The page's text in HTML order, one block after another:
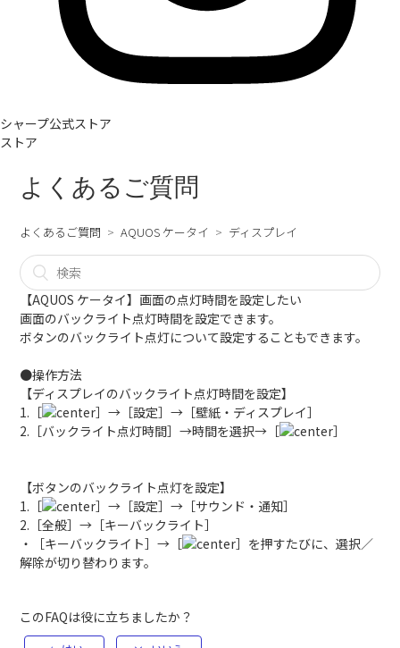
シャープ公式ストア
ストア
よくあるご質問
よくあるご質問 AQUOS ケータイ ディスプレイ
【AQUOS ケータイ】画面の点灯時間を設定したい
画面のバックライト点灯時間を設定できます。
ボタンのバックライト点灯について設定することもできます。
●操作方法
【ディスプレイのバックライト点灯時間を設定】
1.［
］→［設定］→［壁紙・ディスプレイ］
2.［バックライト点灯時間］→時間を選択→［
］
【ボタンのバックライト点灯を設定】
1.［
］→［設定］→［サウンド・通知］
2.［全般］→［キーバックライト］
・［キーバックライト］→［
］を押すたびに、選択／
解除が切り替わります。
このFAQは役に立ちましたか？